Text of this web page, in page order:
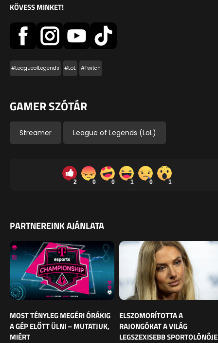
KÖVESS MINKET!
#LeagueofLegends #LoL #Twitch
GAMER SZÓTÁR
Streamer League of Legends (LoL)
2 0 0 1 0 1
PARTNEREINK AJÁNLATA
MOST TÉNYLEG MEGÉRI ÓRÁKIG
A GÉP ELŐTT ÜLNI – MUTATJUK,
MIÉRT
ELSZOMORÍTOTTA A
RAJONGÓKAT A VILÁG
LEGSZEXISEBB SPORTOLÓNŐJE